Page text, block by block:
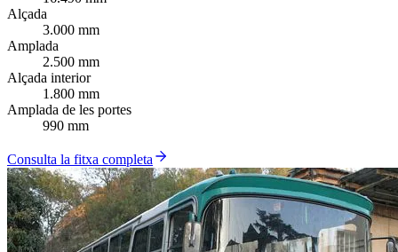
Alçada
3.000 mm
Amplada
2.500 mm
Alçada interior
1.800 mm
Amplada de les portes
990 mm
Consulta la fitxa completa